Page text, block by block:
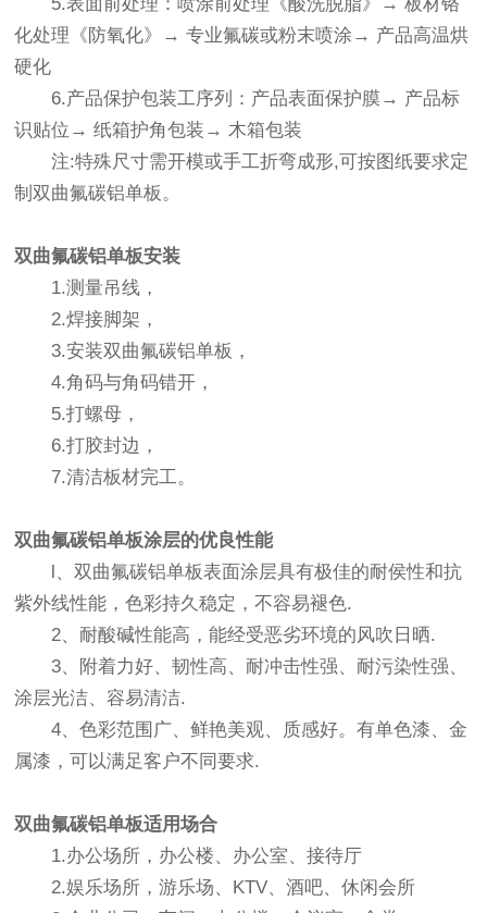
化处理《防氧化》→ 专业氟碳或粉末喷涂→ 产品高温烘
硬化
6.产品保护包装工序列：产品表面保护膜→ 产品标
识贴位→ 纸箱护角包装→ 木箱包装
注:特殊尺寸需开模或手工折弯成形,可按图纸要求定
制双曲氟碳铝单板。
双曲氟碳铝单板安装
1.测量吊线，
2.焊接脚架，
3.安装双曲氟碳铝单板，
4.角码与角码错开，
5.打螺母，
6.打胶封边，
7.清洁板材完工。
双曲氟碳铝单板涂层的优良性能
l、双曲氟碳铝单板表面涂层具有极佳的耐侯性和抗
紫外线性能，色彩持久稳定，不容易褪色.
2、耐酸碱性能高，能经受恶劣环境的风吹日晒.
3、附着力好、韧性高、耐冲击性强、耐污染性强、
涂层光洁、容易清洁.
4、色彩范围广、鲜艳美观、质感好。有单色漆、金
属漆，可以满足客户不同要求.
双曲氟碳铝单板适用场合
1.办公场所，办公楼、办公室、接待厅
2.娱乐场所，游乐场、KTV、酒吧、休闲会所